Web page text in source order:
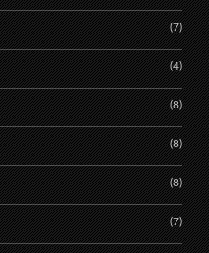
(7)
(4)
(8)
(8)
(8)
(7)